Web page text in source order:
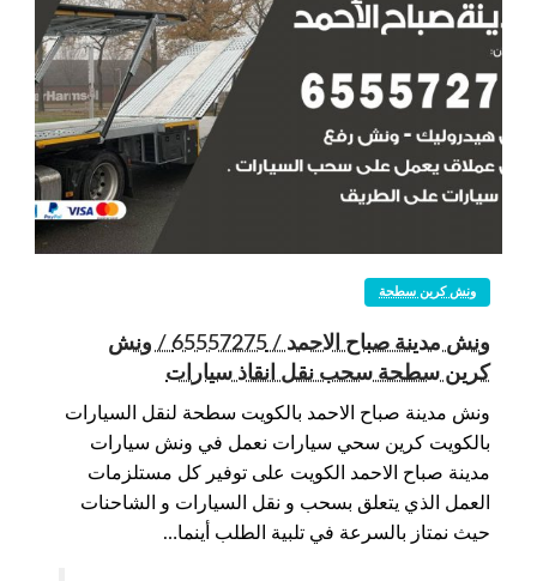
ونش كرين سطحة
ونش مدينة صباح الاحمد / 65557275 / ونش
كرين سطحة سحب نقل انقاذ سيارات
ونش مدينة صباح الاحمد بالكويت سطحة لنقل السيارات
بالكويت كرين سحي سيارات نعمل في ونش سيارات
مدينة صباح الاحمد الكويت على توفير كل مستلزمات
العمل الذي يتعلق بسحب و نقل السيارات و الشاحنات
حيث نمتاز بالسرعة في تلبية الطلب أينما…